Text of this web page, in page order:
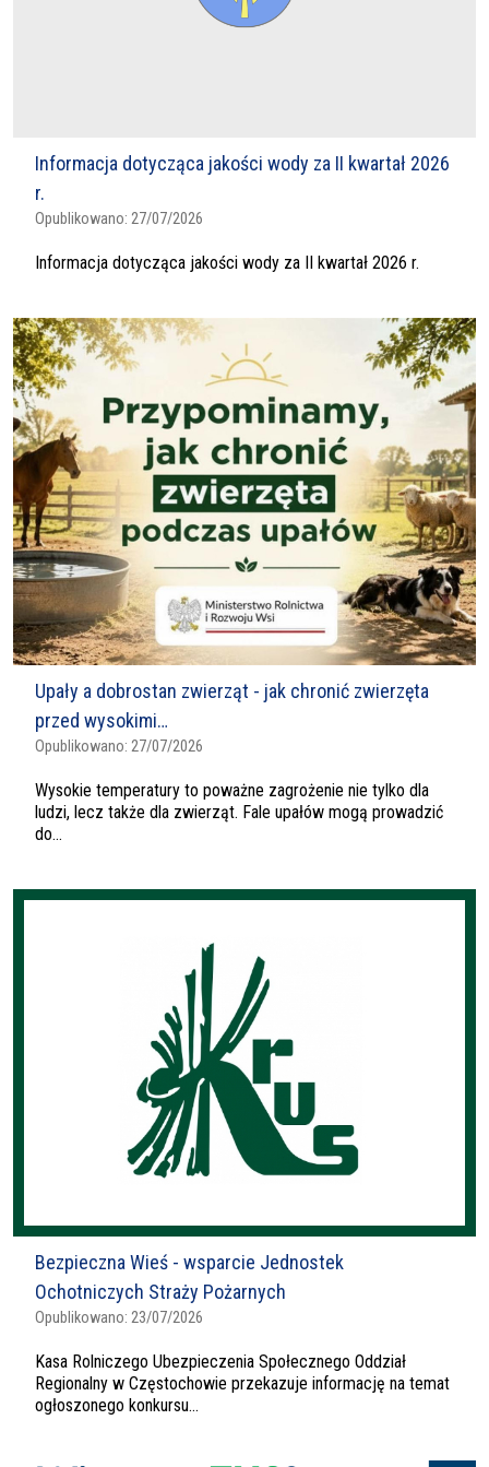
Informacja dotycząca jakości wody za II kwartał 2026
r.
Opublikowano: 27/07/2026
Informacja dotycząca jakości wody za II kwartał 2026 r.
Upały a dobrostan zwierząt - jak chronić zwierzęta
przed wysokimi…
Opublikowano: 27/07/2026
Wysokie temperatury to poważne zagrożenie nie tylko dla
ludzi, lecz także dla zwierząt. Fale upałów mogą prowadzić
do...
Bezpieczna Wieś - wsparcie Jednostek
Ochotniczych Straży Pożarnych
Opublikowano: 23/07/2026
Kasa Rolniczego Ubezpieczenia Społecznego Oddział
Regionalny w Częstochowie przekazuje informację na temat
ogłoszonego konkursu...